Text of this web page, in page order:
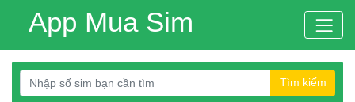
App Mua Sim
Tìm kiếm